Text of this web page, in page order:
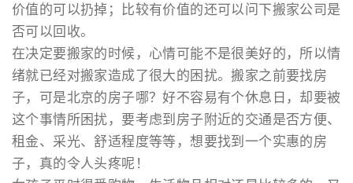
价值的可以扔掉；比较有价值的还可以问下搬家公司是
否可以回收。
在决定要搬家的时候，心情可能不是很美好的，所以情
绪就已经对搬家造成了很大的困扰。搬家之前要找房
子，可是北京的房子哪？好不容易有个休息日，却要被
这个事情所困扰，要考虑到房子附近的交通是否方便、
租金、采光、舒适程度等等，想要找到一个实惠的房
子，真的令人头疼呢！